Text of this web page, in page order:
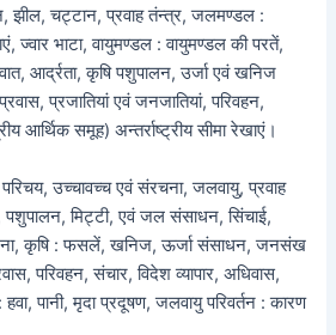
झील, चट्टान, प्रवाह तंन्त्र, जलमण्डल :
ज्वार भाटा, वायुमण्डल : वायुमण्डल की परतें,
आर्द्रता, कृषि पशुपालन, उर्जा एवं खनिज
प्रजातियां एवं जनजातियां, परिवहन,
आर्थिक समूह) अन्तर्राष्ट्रीय सीमा रेखाएं।
उच्चावच्च एवं संरचना, जलवायु, प्रवाह
पशुपालन, मिट्टी, एवं जल संसाधन, सिंचाई,
कृषि : फसलें, खनिज, ऊर्जा संसाधन, जनसंख
परिवहन, संचार, विदेश व्यापार, अधिवास,
पानी, मृदा प्रदूषण, जलवायु परिवर्तन : कारण